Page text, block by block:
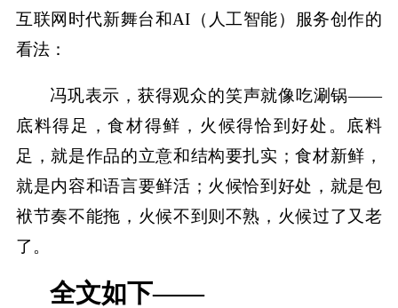
互联网时代新舞台和AI（人工智能）服务创作的
看法：
冯巩表示，获得观众的笑声就像吃涮锅——
底料得足，食材得鲜，火候得恰到好处。底料
足，就是作品的立意和结构要扎实；食材新鲜，
就是内容和语言要鲜活；火候恰到好处，就是包
袱节奏不能拖，火候不到则不熟，火候过了又老
了。
全文如下——